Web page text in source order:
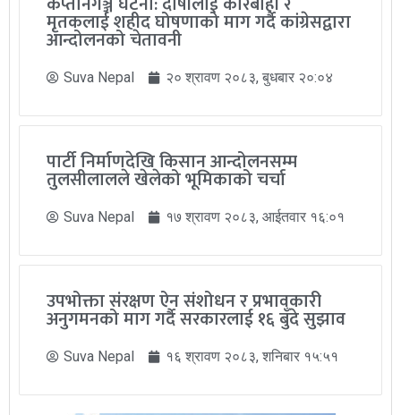
मृतकलाई शहीद घोषणाको माग गर्दै कांग्रेसद्वारा
आन्दोलनको चेतावनी
Suva Nepal २० श्रावण २०८३, बुधबार २०:०४
पार्टी निर्माणदेखि किसान आन्दोलनसम्म
तुलसीलालले खेलेको भूमिकाको चर्चा
Suva Nepal १७ श्रावण २०८३, आईतवार १६:०१
उपभोक्ता संरक्षण ऐन संशोधन र प्रभावकारी
अनुगमनको माग गर्दै सरकारलाई १६ बुँदे सुझाव
Suva Nepal १६ श्रावण २०८३, शनिबार १५:५१